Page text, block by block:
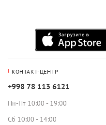
КОНТАКТ-ЦЕНТР
+998 78 113 6121
Пн-Пт 10:00 - 19:00
Сб 10:00 - 14:00